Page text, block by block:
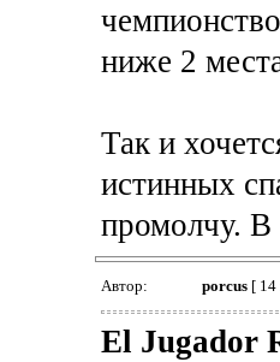
ниже 2
Так и
истинных
промолчу. В
Автор: porcus[ 14
El Jugador